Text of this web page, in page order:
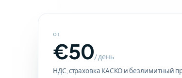
от
€50/ день
НДС, страховка КАСКО и безлимитный